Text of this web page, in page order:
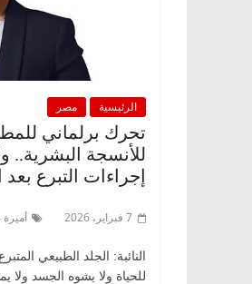
الرئيسية مصر
تحرك برلماني
للأنسجة
إجراءات التبرع بعد
7 فبراير، 2026 أميرة
النائبة: الجلد الطبيعي
للحياة ولا يشوه الجسد ولا